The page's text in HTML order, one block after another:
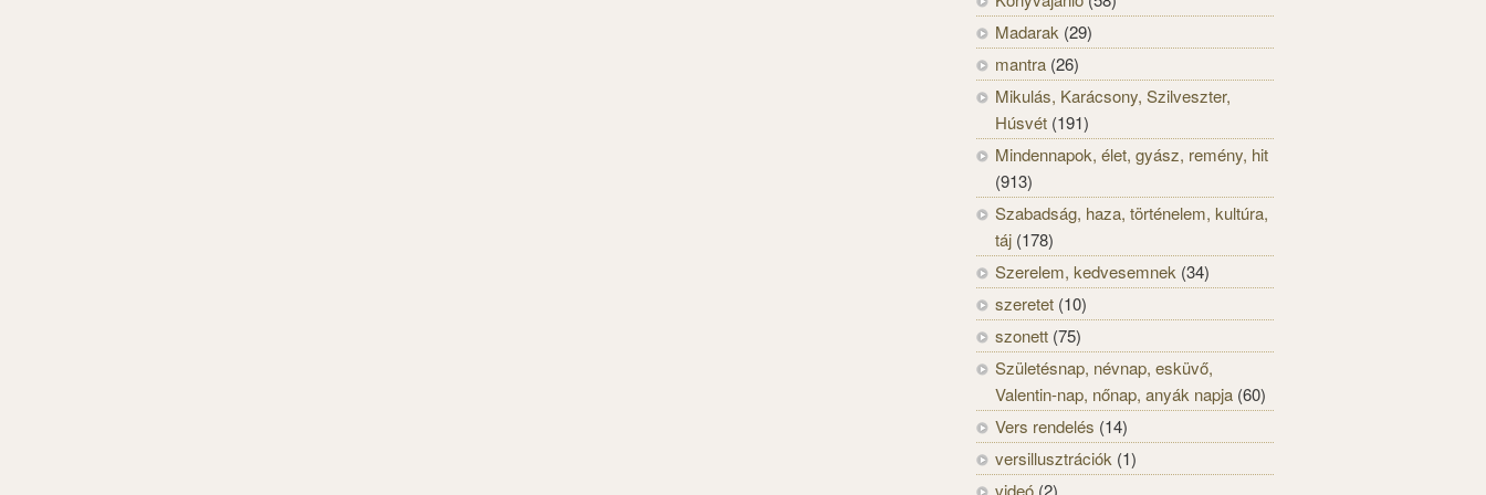
Madarak (29)
mantra (26)
Mikulás, Karácsony, Szilveszter,
Húsvét (191)
Mindennapok, élet, gyász, remény, hit
(913)
Szabadság, haza, történelem, kultúra,
táj (178)
Szerelem, kedvesemnek (34)
szeretet (10)
szonett (75)
Születésnap, névnap, esküvő,
Valentin-nap, nőnap, anyák napja (60)
Vers rendelés (14)
versillusztrációk (1)
videó (2)